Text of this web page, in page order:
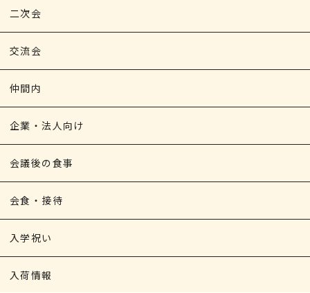
二次会
交流会
仲間内
企業・法人向け
会議後の食事
会食・接待
入学祝い
入荷情報